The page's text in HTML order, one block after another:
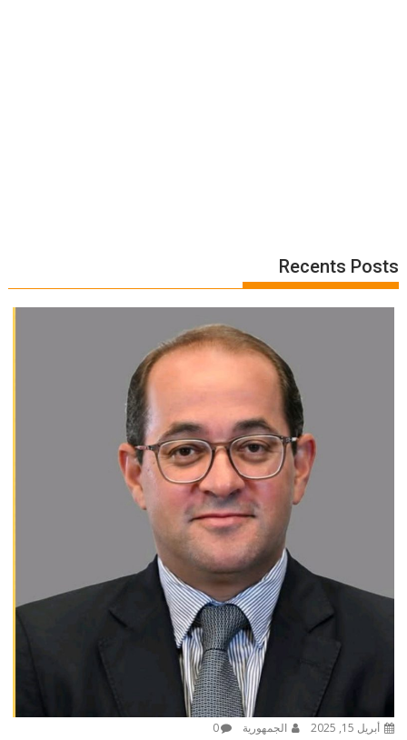
Recents Posts
أبريل 15, 2025 الجمهورية 0